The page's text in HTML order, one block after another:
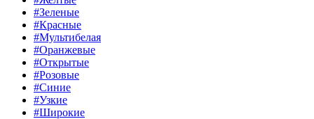
#Зеленые
#Красные
#Мультибелая
#Оранжевые
#Открытые
#Розовые
#Синие
#Узкие
#Широкие